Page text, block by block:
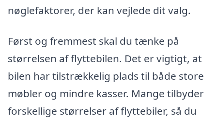
nøglefaktorer, der kan vejlede dit valg.
Først og fremmest skal du tænke på
størrelsen af flyttebilen. Det er vigtigt, at
bilen har tilstrækkelig plads til både store
møbler og mindre kasser. Mange tilbyder
forskellige størrelser af flyttebiler, så du